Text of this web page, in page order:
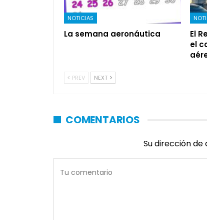
NOTICIAS
La semana aeronáutica
El
el
PREV NEXT
COMENTARIOS
Su dirección